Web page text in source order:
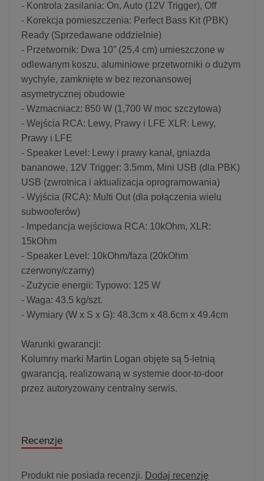
- Kontrola zasilania: On, Auto (12V Trigger), Off
- Korekcja pomieszczenia: Perfect Bass Kit (PBK)
Ready (Sprzedawane oddzielnie)
- Przetwornik: Dwa 10” (25,4 cm) umieszczone w
odlewanym koszu, aluminiowe przetworniki o dużym
wychyle, zamknięte w bez rezonansowej
asymetrycznej obudowie
- Wzmacniacz: 850 W (1,700 W moc szczytowa)
- Wejścia RCA: Lewy, Prawy i LFE XLR: Lewy,
Prawy i LFE
- Speaker Level: Lewy i prawy kanał, gniazda
bananowe, 12V Trigger: 3.5mm, Mini USB (dla PBK)
USB (zwrotnica i aktualizacja oprogramowania)
- Wyjścia (RCA): Multi Out (dla połączenia wielu
subwooferów)
- Impedancja wejściowa RCA: 10kOhm, XLR:
15kOhm
- Speaker Level: 10kOhm/faza (20kOhm
czerwony/czarny)
- Zużycie energii: Typowo: 125 W
- Waga: 43.5 kg/szt.
- Wymiary (W x S x G): 48.3cm x 48.6cm x 49.4cm
Warunki gwarancji:
Kolumny marki Martin Logan objęte są 5-letnią
gwarancją, realizowaną w systemie door-to-door
przez autoryzowany centralny serwis.
Recenzje
Produkt nie posiada recenzji. Dodaj recenzję